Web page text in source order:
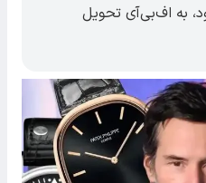
به اف‌بی‌آی تحویل